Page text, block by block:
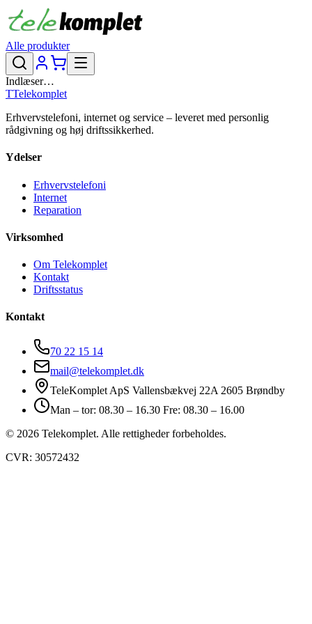
Alle produkter
Indlæser…
TTelekomplet
Erhvervstelefoni, internet og service – leveret med personlig
rådgivning og høj driftssikkerhed.
Ydelser
Erhvervstelefoni
Internet
Reparation
Virksomhed
Om Telekomplet
Kontakt
Driftsstatus
Kontakt
70 22 15 14
mail@telekomplet.dk
TeleKomplet ApS Vallensbækvej 22A 2605 Brøndby
Man – tor: 08.30 – 16.30 Fre: 08.30 – 16.00
© 2026 Telekomplet. Alle rettigheder forbeholdes.
CVR: 30572432